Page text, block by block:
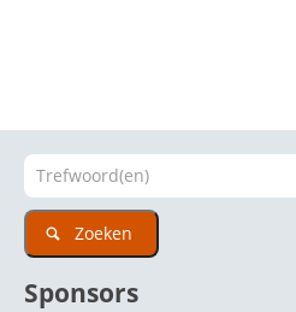
Zoeken
Sponsors